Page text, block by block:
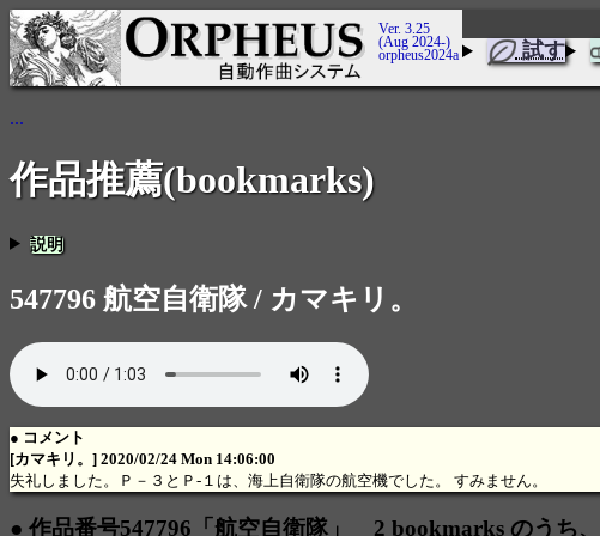
Ver. 3.25
(Aug 2024-)
orpheus2024a 試す
...
作品推薦(bookmarks)
説明
547796 航空自衛隊 / カマキリ。
● コメント
[カマキリ。] 2020/02/24 Mon 14:06:00
失礼しました。Ｐ－３とＰ-１は、海上自衛隊の航空機でした。 すみません。
● 作品番号547796「航空自衛隊」 2 bookmarks のうち、